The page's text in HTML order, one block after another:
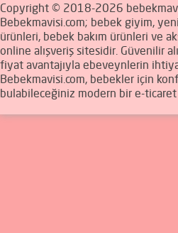
Copyright © 2018-2026
Bebekmavisi.com; bebek giyim,
ürünleri, bebek bakım ürünleri ve
online alışveriş sitesidir. Güvenilir
fiyat avantajıyla ebeveynlerin
Bebekmavisi.com, bebekler için
bulabileceğiniz modern bir e-